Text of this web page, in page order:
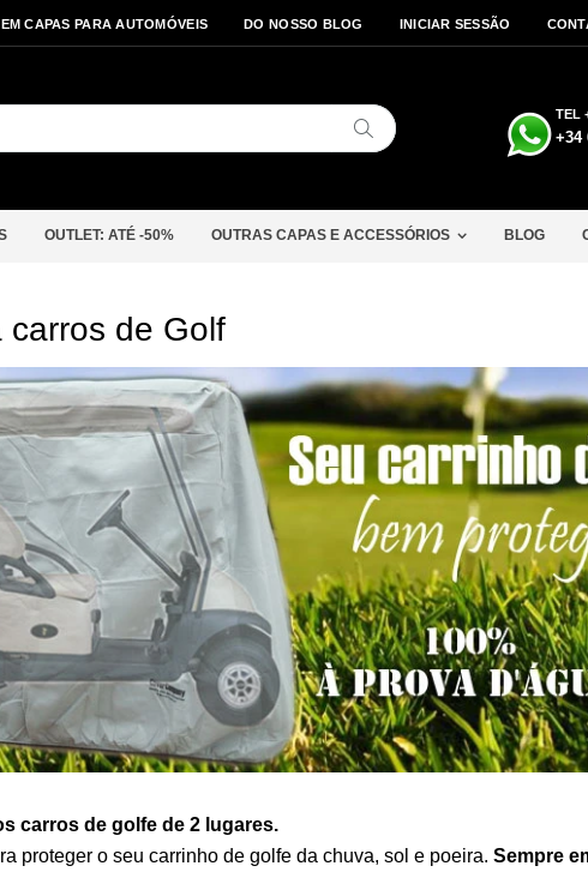
CAPAS PARA AUTOMÓVEIS DO NOSSO BLOG INICIAR SESSÃO
Pesquisa
TEL
+34
OUTLET: ATÉ -50% OUTRAS CAPAS E ACCESSÓRIOS BLOG
carros de Golf
carros de golfe de 2 lugares.
proteger o seu carrinho de golfe da chuva, sol e poeira. Sempre